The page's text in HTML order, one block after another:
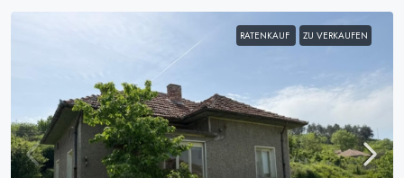
RATENKAUF ZU VERKAUFEN